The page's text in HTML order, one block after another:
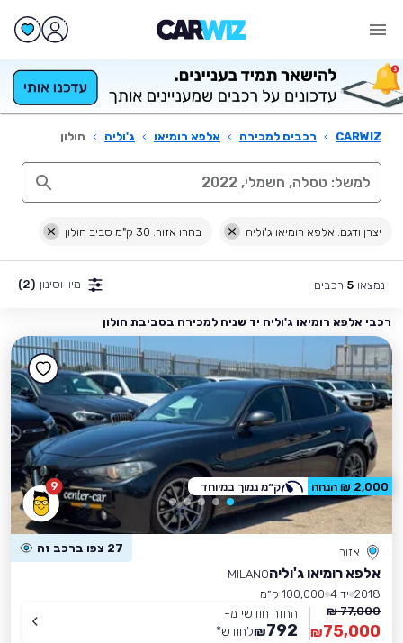
CARWIZ
› רכבים למכירה › אלפא רומיאו › ג'וליה › חולון
יצרן ודגם: אלפא רומיאו ג'וליה בחרו אזור: 30 ק"מ סביב חולון
נמצאו 5 רכבים מיון וסינון (2)
רכבי אלפא רומיאו ג'וליה יד שניה למכירה בסביבת חולון
9
אזור 27 צפו ברכב זה
אלפא רומיאו ג'וליהMILANO
2018 יד 4
100,000 ק״מ
77,000 ₪
75,000
₪
החזר חודשי מ-
792
₪לחודש*
2,000 ₪ הנחה ק״מ נמוך במיוחד